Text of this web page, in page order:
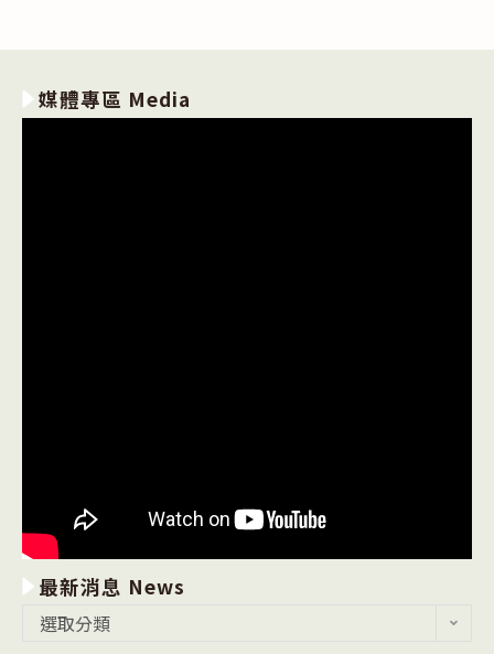
專
教
室〉
中
媒體專區 Media
最新消息 News
選取分類